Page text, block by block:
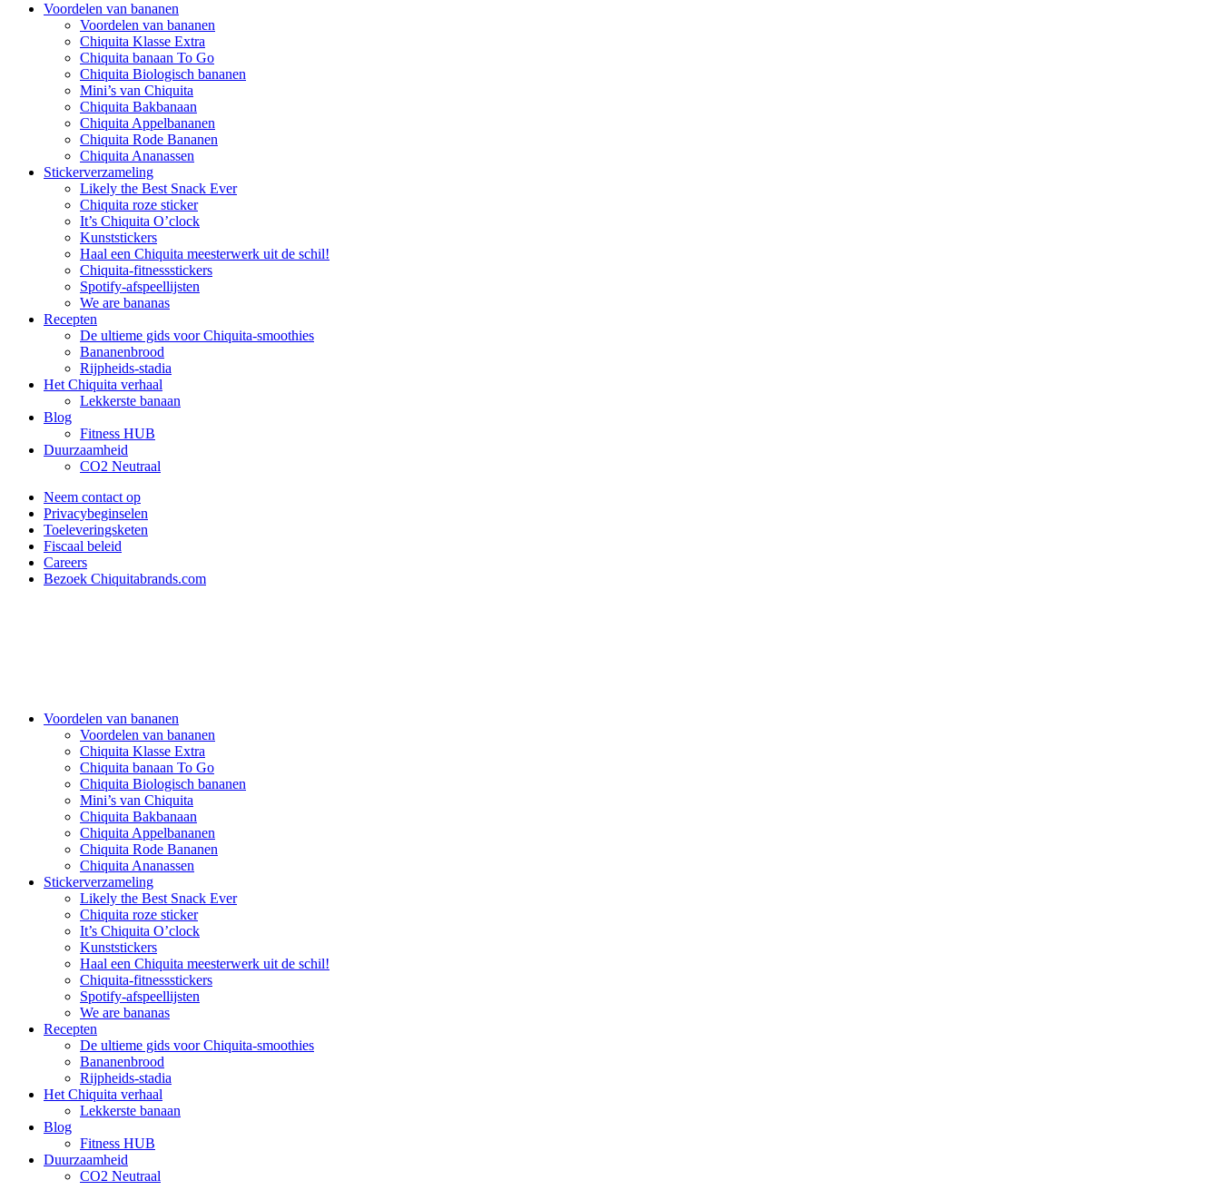
Voordelen van bananen
Voordelen van bananen
Chiquita Klasse Extra
Chiquita banaan To Go
Chiquita Biologisch bananen
Mini’s van Chiquita
Chiquita Bakbanaan
Chiquita Appelbananen
Chiquita Rode Bananen
Chiquita Ananassen
Stickerverzameling
Likely the Best Snack Ever
Chiquita roze sticker
It’s Chiquita O’clock
Kunststickers
Haal een Chiquita meesterwerk uit de schil!
Chiquita-fitnessstickers
Spotify-afspeellijsten
We are bananas
Recepten
De ultieme gids voor Chiquita-smoothies
Bananenbrood
Rijpheids-stadia
Het Chiquita verhaal
Lekkerste banaan
Blog
Fitness HUB
Duurzaamheid
CO2 Neutraal
Neem contact op
Privacybeginselen
Toeleveringsketen
Fiscaal beleid
Careers
Bezoek Chiquitabrands.com
Voordelen van bananen
Voordelen van bananen
Chiquita Klasse Extra
Chiquita banaan To Go
Chiquita Biologisch bananen
Mini’s van Chiquita
Chiquita Bakbanaan
Chiquita Appelbananen
Chiquita Rode Bananen
Chiquita Ananassen
Stickerverzameling
Likely the Best Snack Ever
Chiquita roze sticker
It’s Chiquita O’clock
Kunststickers
Haal een Chiquita meesterwerk uit de schil!
Chiquita-fitnessstickers
Spotify-afspeellijsten
We are bananas
Recepten
De ultieme gids voor Chiquita-smoothies
Bananenbrood
Rijpheids-stadia
Het Chiquita verhaal
Lekkerste banaan
Blog
Fitness HUB
Duurzaamheid
CO2 Neutraal